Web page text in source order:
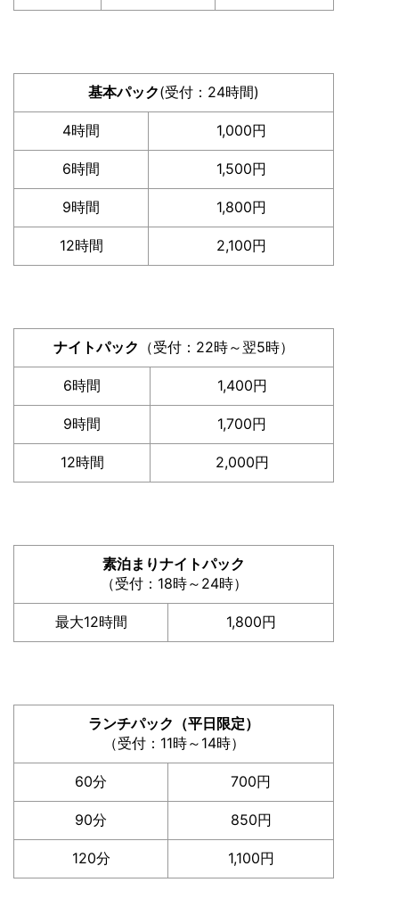
基本パック(受付：24時間)
4時間 1,000円
6時間 1,500円
9時間 1,800円
12時間 2,100円
ナイトパック （受付：22時～翌5時）
6時間 1,400円
9時間 1,700円
12時間 2,000円
素泊まりナイトパック
（受付：18時～24時）
最大12時間 1,800円
ランチパック（平日限定）
（受付：11時～14時）
60分 700円
90分 850円
120分 1,100円